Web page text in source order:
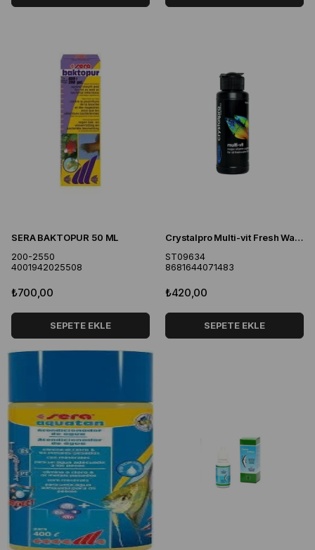
SERA BAKTOPUR 50 ML
200-2550
4001942025508
₺700,00
SEPETE EKLE
Crystalpro Multi-vit Fresh Water Akvaryum Balık Vitamini 125ml
ST09634
8681644071483
₺420,00
SEPETE EKLE